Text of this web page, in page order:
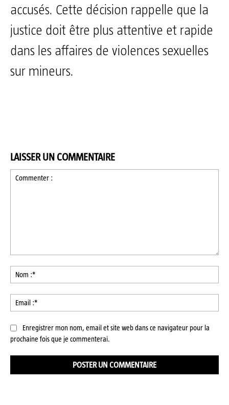
accusés. Cette décision rappelle que la
justice doit être plus attentive et rapide
dans les affaires de violences sexuelles
sur mineurs.
LAISSER UN COMMENTAIRE
:*
:*
Enregistrer mon nom, email et site web dans ce navigateur pour la
prochaine fois que je commenterai.